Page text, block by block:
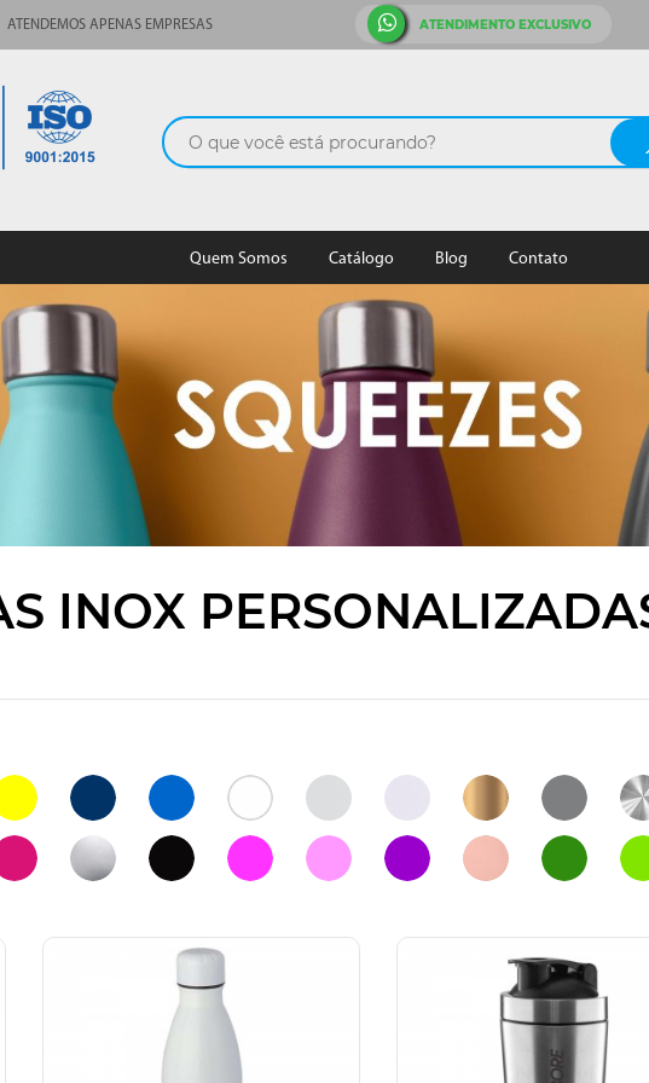
ATENDEMOS APENAS EMPRESAS ATENDIMENTO EXCLUSIVO
Quem Somos Catálogo Blog Contato
INOX